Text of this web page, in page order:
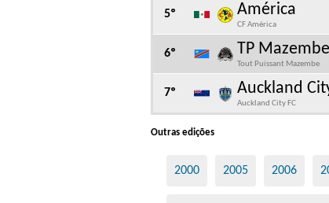
5º América
CF América
6º TP Mazembe
Tout Puissant Mazembe
7º Auckland
Auckland City FC
Outras edições
2000 2005 2006